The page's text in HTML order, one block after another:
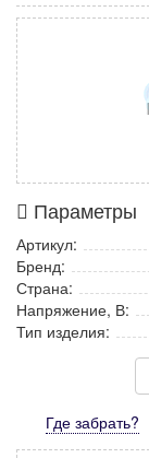
Параметры
Артикул:
Бренд:
Страна:
Напряжение, В:
Тип изделия:
Где забрать?